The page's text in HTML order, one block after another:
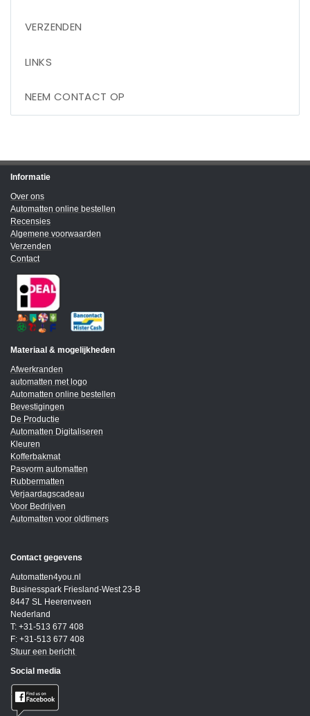
VERZENDEN
LINKS
NEEM CONTACT OP
Informatie
Over ons
Automatten online bestellen
Recensies
Algemene voorwaarden
Verzenden
Contact
Materiaal & mogelijkheden
Afwerkranden
automatten met logo
Automatten online bestellen
Bevestigingen
De Productie
Automatten Digitaliseren
Kleuren
Kofferbakmat
Pasvorm automatten
Rubbermatten
Verjaardagscadeau
Voor Bedrijven
Automatten voor oldtimers
Contact gegevens
Automatten4you.nl
Businesspark Friesland-West 23-B
8447 SL Heerenveen
Nederland
T: +31-513 677 408
F: +31-513 677 408
Stuur een bericht
Social media